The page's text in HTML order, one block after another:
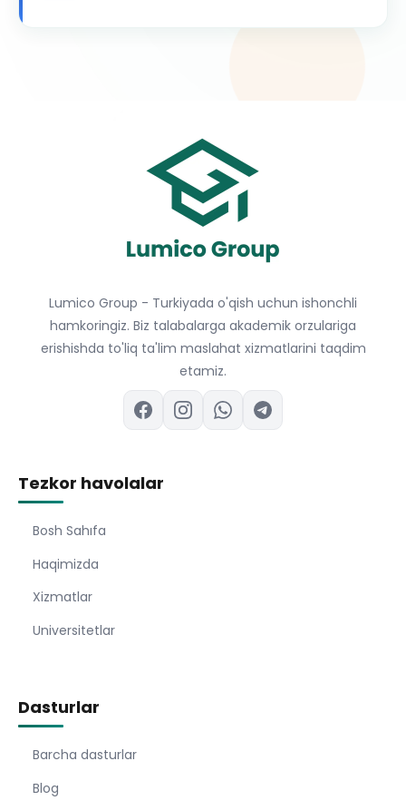
Lumico Group - Turkiyada o'qish uchun ishonchli
hamkoringiz. Biz talabalarga akademik orzulariga
erishishda to'liq ta'lim maslahat xizmatlarini taqdim
etamiz.
Tezkor havolalar
Bosh Sahıfa
Haqimizda
Xizmatlar
Universitetlar
Dasturlar
Barcha dasturlar
Blog